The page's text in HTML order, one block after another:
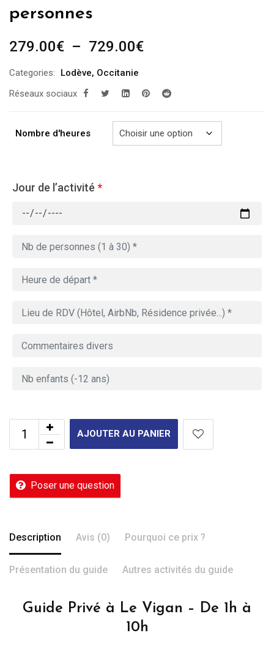
personnes
279.00€ – 729.00€Plage
279.00€
729.00€
Categories: Lodève, Occitanie
Réseaux sociaux
Nombre d'heures
Jour de l’activité *
AJOUTER AU PANIER
Poser une question
Description Avis (0) Pourquoi ce prix ?
Présentation du guide Autres activités du guide
Guide Privé à Le Vigan – De 1h à
10h